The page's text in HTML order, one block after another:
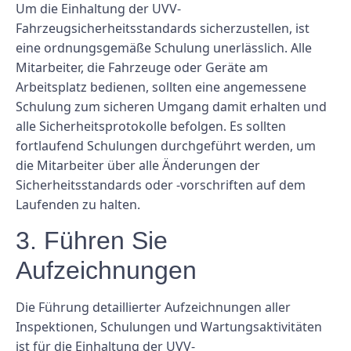
Um die Einhaltung der UVV-
Fahrzeugsicherheitsstandards sicherzustellen, ist
eine ordnungsgemäße Schulung unerlässlich. Alle
Mitarbeiter, die Fahrzeuge oder Geräte am
Arbeitsplatz bedienen, sollten eine angemessene
Schulung zum sicheren Umgang damit erhalten und
alle Sicherheitsprotokolle befolgen. Es sollten
fortlaufend Schulungen durchgeführt werden, um
die Mitarbeiter über alle Änderungen der
Sicherheitsstandards oder -vorschriften auf dem
Laufenden zu halten.
3. Führen Sie
Aufzeichnungen
Die Führung detaillierter Aufzeichnungen aller
Inspektionen, Schulungen und Wartungsaktivitäten
ist für die Einhaltung der UVV-